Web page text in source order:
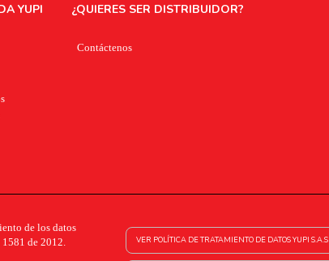
YUPI ¿QUIERES SER DISTRIBUIDOR?
Contáctenos
de los datos
de 2012.
VER POLÍTICA DE TRATAMIENTO DE DATOS YUPI S.A.S